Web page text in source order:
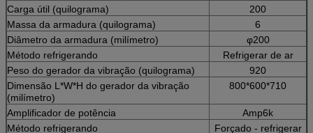
Carga útil (quilograma)
200
Massa da armadura (quilograma)
6
Diâmetro da armadura (milímetro)
φ200
Método refrigerando
Refrigerar de ar
Peso do gerador da vibração (quilograma)
920
Dimensão L*W*H do gerador da vibração
(milímetro)
800*600*710
Amplificador de potência
Amp6k
Método refrigerando
Forçado - refrigerar